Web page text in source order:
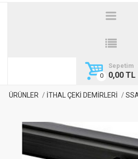
Sepetim
0,00 TL
ÜRÜNLER İTHAL ÇEKİ DEMİRLERİ